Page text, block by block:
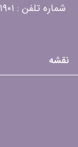
شماره تلفن : ۰۲۱۴۶۱۲۱۹۰۱
نقشه